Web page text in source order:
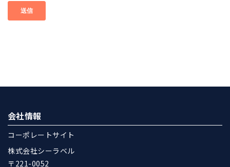
会社情報
コーポレートサイト
株式会社シーラベル
〒221-0052